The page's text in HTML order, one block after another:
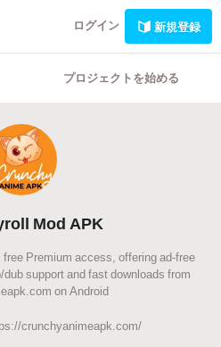
ログイン 新規登録
プロジェクトを始める
Mod APK
Premium access, offering ad-free
support and fast downloads from
on Android
crunchyanimeapk.com/